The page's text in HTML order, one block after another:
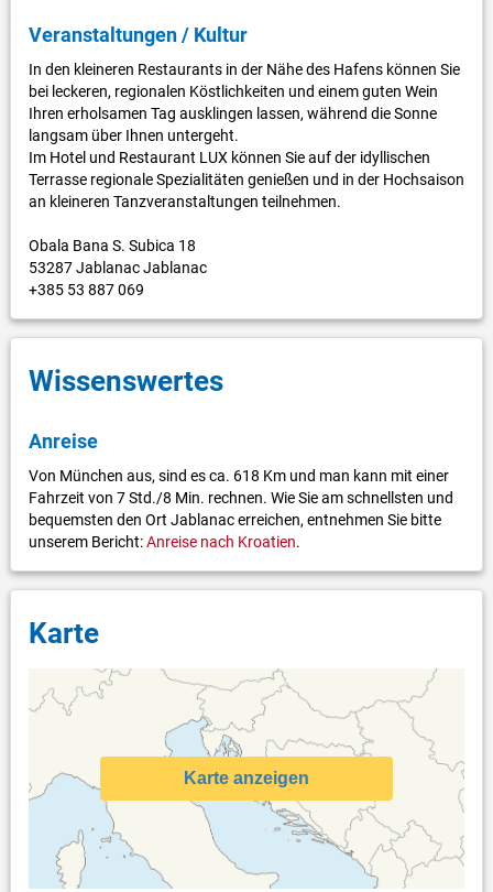
Veranstaltungen / Kultur
In den kleineren Restaurants in der Nähe des Hafens können Sie
bei leckeren, regionalen Köstlichkeiten und einem guten Wein
Ihren erholsamen Tag ausklingen lassen, während die Sonne
langsam über Ihnen untergeht.
Im Hotel und Restaurant LUX können Sie auf der idyllischen
Terrasse regionale Spezialitäten genießen und in der Hochsaison
an kleineren Tanzveranstaltungen teilnehmen.
Obala Bana S. Subica 18
53287 Jablanac Jablanac
+385 53 887 069
Wissenswertes
Anreise
Von München aus, sind es ca. 618 Km und man kann mit einer
Fahrzeit von 7 Std./8 Min. rechnen. Wie Sie am schnellsten und
bequemsten den Ort Jablanac erreichen, entnehmen Sie bitte
unserem Bericht:Anreise nach Kroatien.
Karte
Karte anzeigen